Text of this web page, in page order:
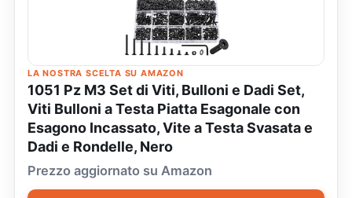
LA NOSTRA SCELTA SU AMAZON
1051 Pz M3 Set di Viti, Bulloni e Dadi Set,
Viti Bulloni a Testa Piatta Esagonale con
Esagono Incassato, Vite a Testa Svasata e
Dadi e Rondelle, Nero
Prezzo aggiornato su Amazon